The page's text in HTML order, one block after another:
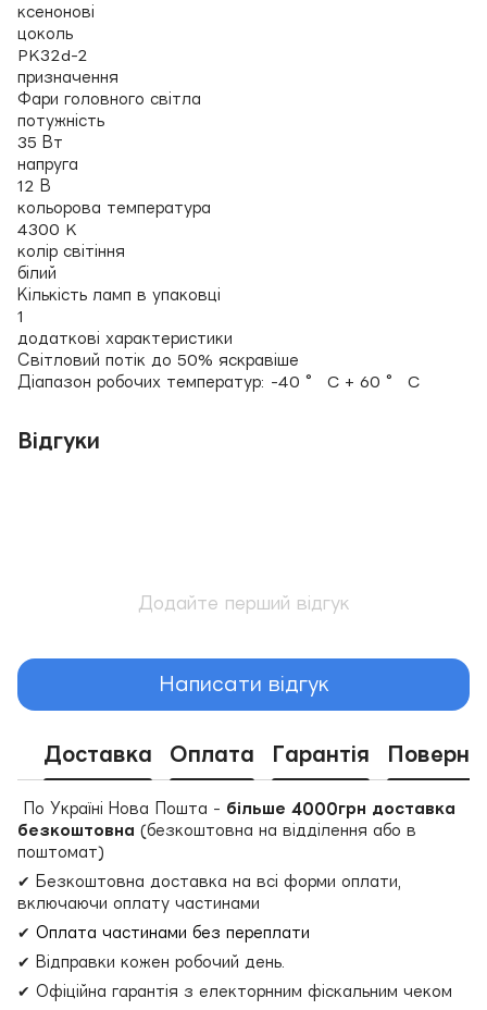
ксенонові
цоколь
PK32d-2
призначення
Фари головного світла
потужність
35 Вт
напруга
12 В
кольорова температура
4300 K
колір світіння
білий
Кількість ламп в упаковці
1
додаткові характеристики
Світловий потік до 50% яскравіше
Діапазон робочих температур: -40 ° C + 60 ° C
Відгуки
Додайте перший відгук
Написати відгук
Доставка Оплата Гарантія
По Україні Нова Пошта - більше 4000грн доставка
безкоштовна (безкоштовна на відділення або в
поштомат)
✔ Безкоштовна доставка на всі форми оплати,
включаючи оплату частинами
✔ Оплата частинами без переплати
✔ Відправки кожен робочий день.
✔ Офіційна гарантія з електорнним фіскальним чеком